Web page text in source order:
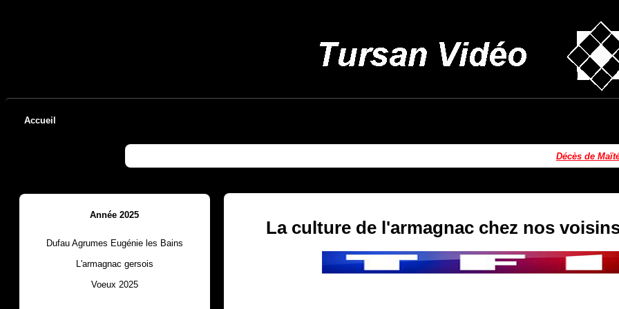
Accueil
Décès de Maïté la
menu
Année 2025
Dufau Agrumes Eugénie les Bains
L'armagnac gersois
Voeux 2025
La culture de l'armagnac chez nos